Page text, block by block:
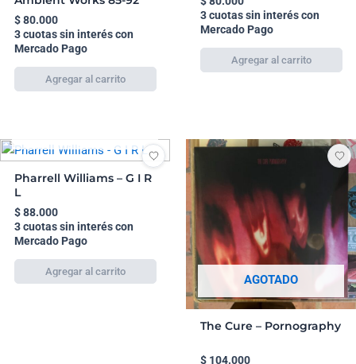
$80.000
3 cuotas sin interés con
Mercado Pago
3 cuotas sin interés con
Mercado Pago
Pharrell Williams – G I R
L
$88.000
3 cuotas sin interés con
Mercado Pago
AGOTADO
The Cure – Pornography
$104.000